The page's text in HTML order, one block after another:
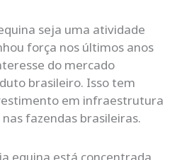
seja uma atividade
força nos últimos anos
do mercado
brasileiro. Isso tem
em infraestrutura
fazendas brasileiras.